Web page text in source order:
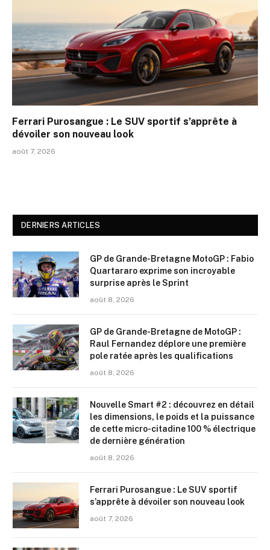
Ferrari Purosangue : Le SUV sportif s’apprête à
dévoiler son nouveau look
août 7, 2026
DERNIERS ARTICLES
GP de Grande-Bretagne MotoGP : Fabio
Quartararo exprime son incroyable
surprise après le Sprint
août 8, 2026
GP de Grande-Bretagne de MotoGP :
Raul Fernandez déplore une première
pole ratée après les qualifications
août 8, 2026
Nouvelle Smart #2 : découvrez en détail
les dimensions, le poids et la puissance
de cette micro-citadine 100 % électrique
de dernière génération
août 8, 2026
Ferrari Purosangue : Le SUV sportif
s’apprête à dévoiler son nouveau look
août 7, 2026